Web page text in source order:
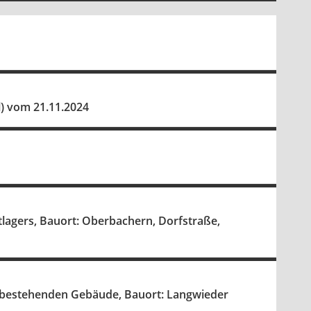
21.11.2024
Bauort: Oberbachern, Dorfstraße,
Gebäude, Bauort: Langwieder